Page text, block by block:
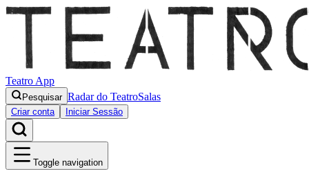
Teatro App
Pesquisar Radar do TeatroSalas
Criar conta Iniciar Sessão
Toggle navigation